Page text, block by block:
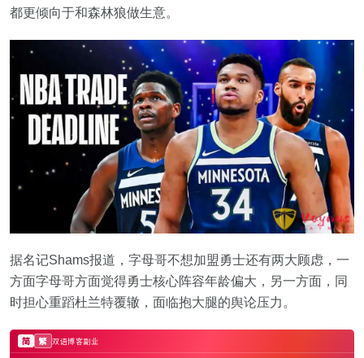
都更倾向于和森林狼做生意。
据名记Shams报道，字母哥不想加盟勇士还有两大顾虑，一
方面字母哥方面觉得勇士核心阵容年龄偏大，另一方面，同
时担心重蹈杜兰特覆辙，面临抱大腿的舆论压力。